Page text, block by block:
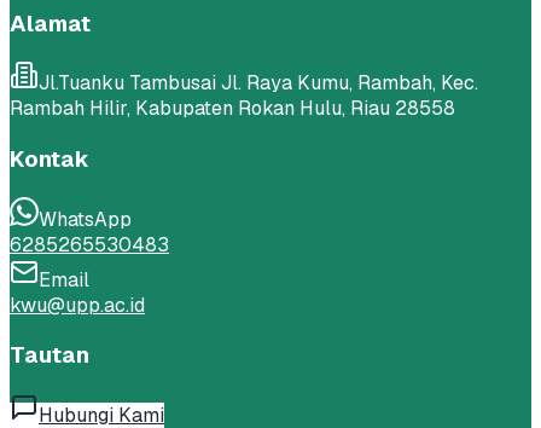
Alamat
Jl.Tuanku Tambusai Jl. Raya Kumu, Rambah, Kec.
Rambah Hilir, Kabupaten Rokan Hulu, Riau 28558
Kontak
WhatsApp
6285265530483
Email
kwu@upp.ac.id
Tautan
Hubungi Kami